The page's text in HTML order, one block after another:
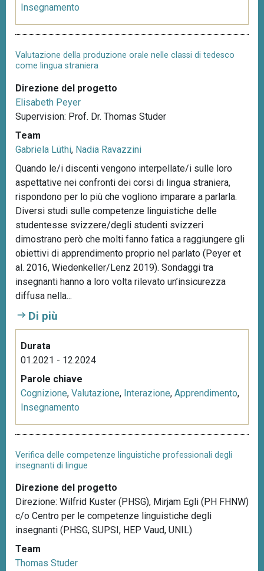
Insegnamento
Valutazione della produzione orale nelle classi di tedesco
come lingua straniera
Direzione del progetto
Elisabeth Peyer
Supervision: Prof. Dr. Thomas Studer
Team
Gabriela Lüthi, Nadia Ravazzini
Quando le/i discenti vengono interpellate/i sulle loro
aspettative nei confronti dei corsi di lingua straniera,
rispondono per lo più che vogliono imparare a parlarla.
Diversi studi sulle competenze linguistiche delle
studentesse svizzere/degli studenti svizzeri
dimostrano però che molti fanno fatica a raggiungere gli
obiettivi di apprendimento proprio nel parlato (Peyer et
al. 2016, Wiedenkeller/Lenz 2019). Sondaggi tra
insegnanti hanno a loro volta rilevato un’insicurezza
diffusa nella...
Di più
Durata
01.2021 - 12.2024
Parole chiave
Cognizione, Valutazione, Interazione, Apprendimento,
Insegnamento
Verifica delle competenze linguistiche professionali degli
insegnanti di lingue
Direzione del progetto
Direzione: Wilfrid Kuster (PHSG), Mirjam Egli (PH FHNW)
c/o Centro per le competenze linguistiche degli
insegnanti (PHSG, SUPSI, HEP Vaud, UNIL)
Team
Thomas Studer